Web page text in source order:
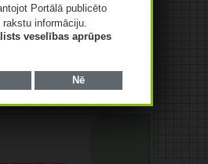
Portālā publicēto
informāciju.
veselības aprūpes
Nē